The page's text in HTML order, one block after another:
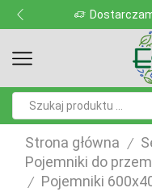
Strona główna /
Pojemniki do
/ Pojemniki